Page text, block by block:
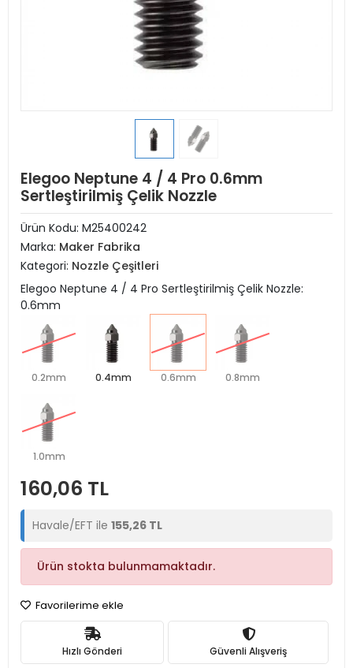
Elegoo Neptune 4 / 4 Pro 0.6mm
Sertleştirilmiş Çelik Nozzle
Ürün Kodu: M25400242
Marka: Maker Fabrika
Kategori: Nozzle Çeşitleri
Elegoo Neptune 4 / 4 Pro Sertleştirilmiş Çelik Nozzle:
0.6mm
0.2mm 0.4mm 0.6mm 0.8mm
1.0mm
160,06 TL
Havale/EFT ile 155,26 TL
Ürün stokta bulunmamaktadır.
Favorilerime ekle
Hızlı Gönderi Güvenli Alışveriş